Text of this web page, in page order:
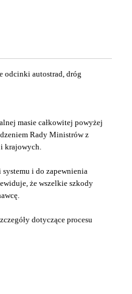
odcinki autostrad, dróg
masie całkowitej powyżej
Rady Ministrów z
i krajowych.
i do zapewnienia
że wszelkie szkody
dotyczące procesu